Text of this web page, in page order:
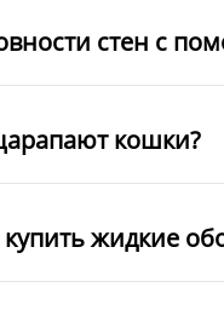
стен с
кошки?
жидкие